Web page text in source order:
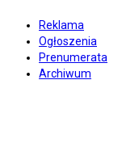
Reklama
Ogłoszenia
Prenumerata
Archiwum